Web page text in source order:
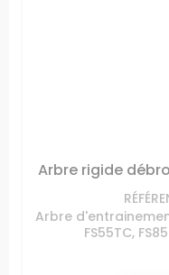
Arbre rigide
Arbre
FS55TC,